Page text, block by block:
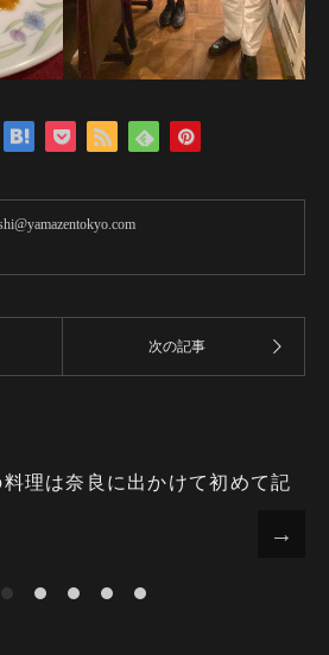
理は奈良に出かけて初めて記